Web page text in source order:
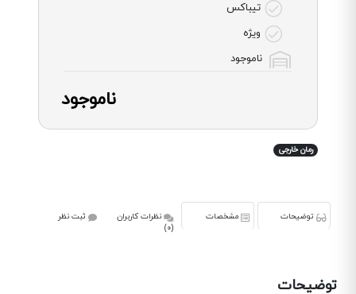
تیباکس
ویژه
ناموجود
ناموجود
رمان خارجی
توضیحات مشخصات
نظرات کاربران
(0)
ثبت نظر
توضیحات